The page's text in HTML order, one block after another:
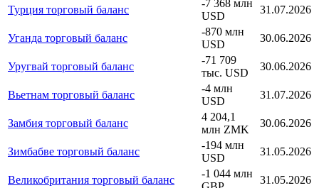
Турция торговый баланс
-7 368 млн
USD
31.07.2026
Уганда торговый баланс
-870 млн
USD
30.06.2026
Уругвай торговый баланс
-71 709
тыс. USD
30.06.2026
Вьетнам торговый баланс
-4 млн
USD
31.07.2026
Замбия торговый баланс
4 204,1
млн ZMK
30.06.2026
Зимбабве торговый баланс
-194 млн
USD
31.05.2026
Великобритания торговый баланс
-1 044 млн
31.05.2026